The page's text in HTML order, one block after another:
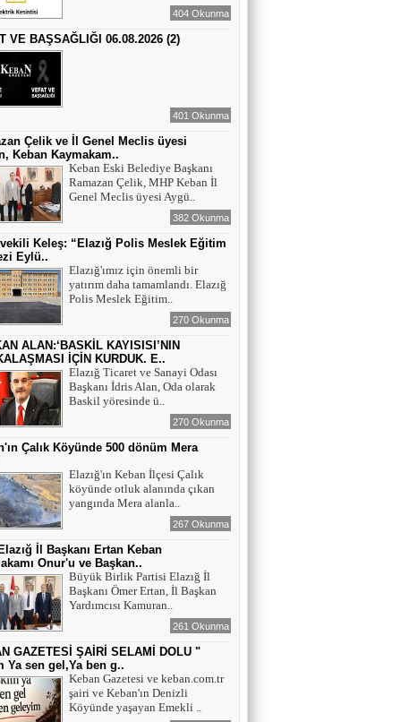
404 Okunma
VE BAŞSAĞLIĞI 06.08.2026 (2)
401 Okunma
Çelik ve İl Genel Meclis üyesi
Keban Kaymakam..
Keban Eski Belediye Başkanı
Ramazan Çelik, MHP Keban İl
Genel Meclis üyesi Aygü..
382 Okunma
Keleş: “Elazığ Polis Meslek Eğitim
Eylü..
Elazığ'ımız için önemli bir
yatırım daha tamamlandı. Elazığ
Polis Meslek Eğitim..
270 Okunma
ALAN:‘BASKİL KAYISISI’NIN
İÇİN KURDUK. E..
Elazığ Ticaret ve Sanayi Odası
Başkanı İdris Alan, Oda olarak
Baskil yöresinde ü..
270 Okunma
Çalık Köyünde 500 dönüm Mera
Elazığ'ın Keban İlçesi Çalık
köyünde otluk alanında çıkan
yangında Mera alanla..
267 Okunma
İl Başkanı Ertan Keban
Onur'u ve Başkan..
Büyük Birlik Partisi Elazığ İl
Başkanı Ömer Ertan, İl Başkan
Yardımcısı Kamuran..
261 Okunma
GAZETESİ ŞAİRİ SELAMİ DOLU "
Ya sen gel,Ya ben g..
Keban Gazetesi ve keban.com.tr
şairi ve Keban'ın Denizli
Köyünde yaşayan Emekli ..